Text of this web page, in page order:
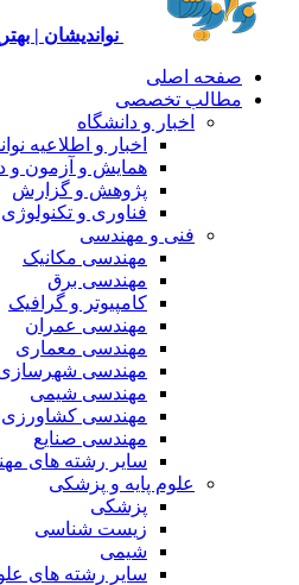
نواندیشان |
صفحه اصلی
مطالب تخصصی
اخبار و دانشگاه
اخبار و اطلاعیه
همایش و آزمون و
پژوهش و گزارش
فناوری و تکنولوژی
فنی و مهندسی
مهندسی مکانیک
مهندسی برق
کامپیوتر و گرافیک
مهندسی عمران
مهندسی معماری
مهندسی
مهندسی شیمی
مهندسی
مهندسی صنایع
سایر رشته های
علوم پایه و پزشکی
پزشکی
زیست شناسی
شیمی
سایر رشته های